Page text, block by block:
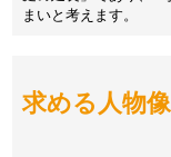
まいと考えます。
求める人物像